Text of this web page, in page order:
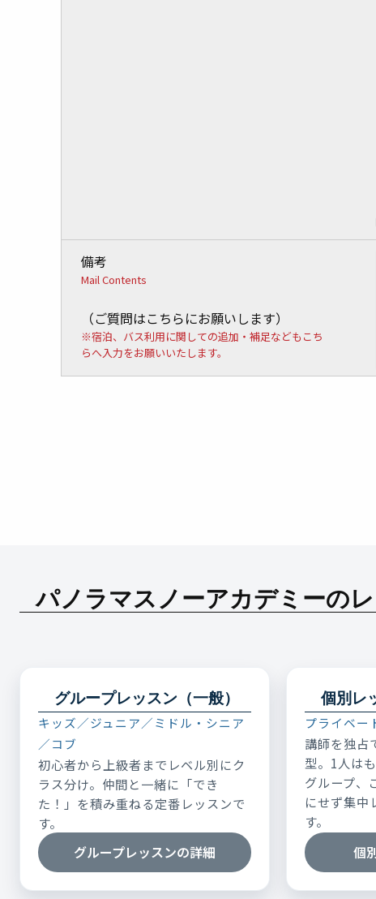
備考
Mail Contents
（ご質問はこちらにお願いします）
※宿泊、バス利用に関しての追加・補足などもこち
らへ入力をお願いいたします。
パノラマスノーアカデミーの
グループレッスン（一般）
キッズ／ジュニア／ミドル・シニア
／コブ
初心者から上級者までレベル別にク
ラス分け。仲間と一緒に「でき
た！」を積み重ねる定番レッスンで
す。
グループレッスンの詳細
個別レ
プライベー
講師を独占
型。1人は
グループ、
にせず集中
す。
個